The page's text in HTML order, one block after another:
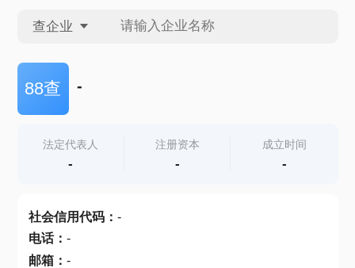
查企业
查企业
查产地
88查 -
法定代表人
-
注册资本
-
成立时间
-
社会信用代码： -
电话： -
邮箱： -